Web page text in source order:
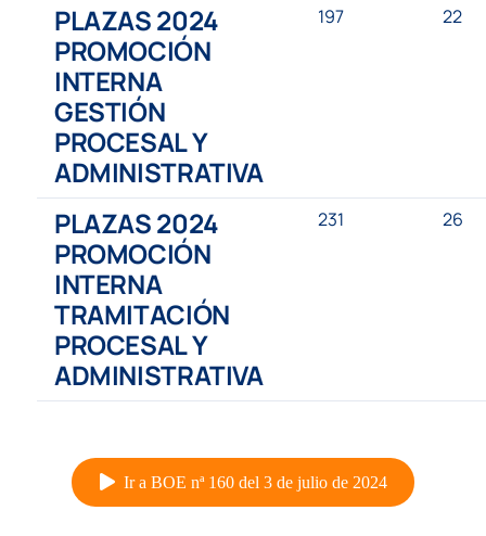
PLAZAS 2024
PROMOCIÓN
INTERNA
GESTIÓN
PROCESAL Y
ADMINISTRATIVA
197 22
PLAZAS 2024
PROMOCIÓN
INTERNA
TRAMITACIÓN
PROCESAL Y
ADMINISTRATIVA
231 26
Ir a BOE nª 160 del 3 de julio de 2024